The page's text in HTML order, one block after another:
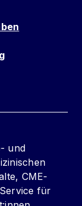
und
CME-
für